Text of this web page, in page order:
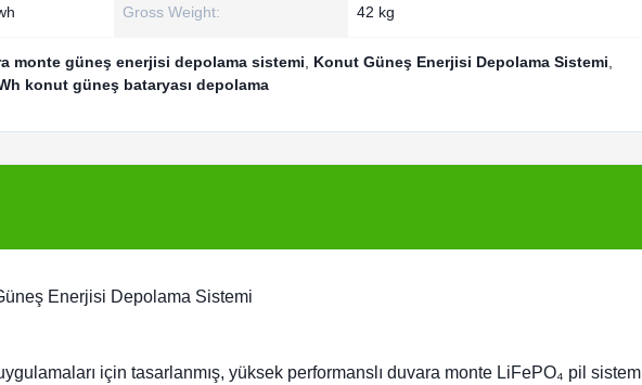
Gross Weight: 42 kg
monte güneş enerjisi depolama sistemi Konut Güneş Enerjisi Depolama Sistemi
konut güneş bataryası depolama
Enerjisi Depolama Sistemi
için tasarlanmış, yüksek performanslı duvara monte LiFePO₄ pil